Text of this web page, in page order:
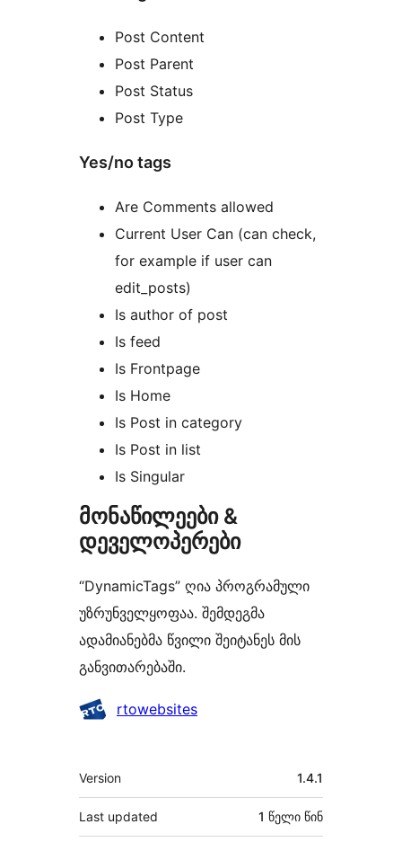
Post Content
Post Parent
Post Status
Post Type
Yes/no tags
Are Comments allowed
Current User Can (can check,
for example if user can
edit_posts)
Is author of post
Is feed
Is Frontpage
Is Home
Is Post in category
Is Post in list
Is Singular
მონაწილეები &
დეველოპერები
“DynamicTags” ღია პროგრამული
უზრუნველყოფაა. შემდეგმა
ადამიანებმა წვილი შეიტანეს მის
განვითარებაში.
მონაწილეები
rtowebsites
მეტა
Version 1.4.1
Last updated 1 წელი წინ